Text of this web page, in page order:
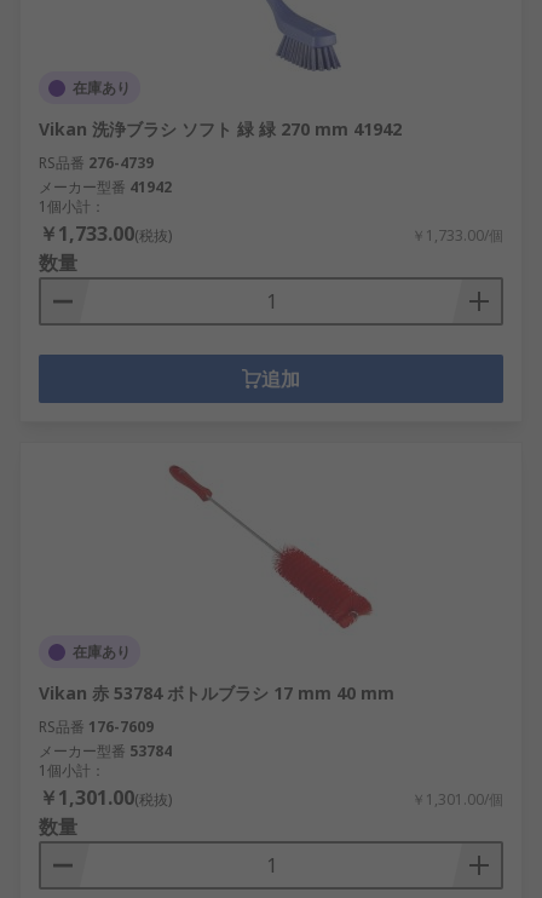
在庫あり
Vikan 洗浄ブラシ ソフト 緑 緑 270 mm 41942
RS品番 276-4739
メーカー型番 41942
1個小計：
￥1,733.00(税抜) ￥1,733.00/個
数量
追加
在庫あり
Vikan 赤 53784 ボトルブラシ 17 mm 40 mm
RS品番 176-7609
メーカー型番 53784
1個小計：
￥1,301.00(税抜) ￥1,301.00/個
数量